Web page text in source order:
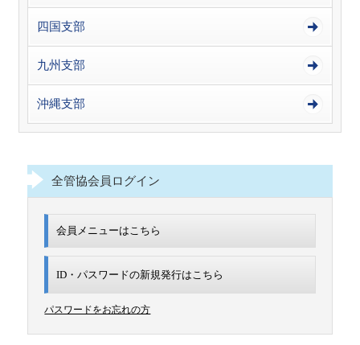
四国支部
九州支部
沖縄支部
全管協会員ログイン
会員メニューはこちら
ID・パスワードの新規発行はこちら
パスワードをお忘れの方